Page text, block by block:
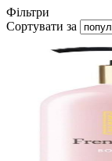
Фільтри
Сортувати за